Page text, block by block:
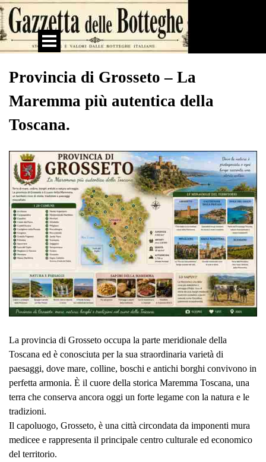
Vai ai contenuti
Salta menù
Provincia di Grosseto – La
Maremma più autentica della
Toscana.
La provincia di Grosseto occupa la parte meridionale della
Toscana ed è conosciuta per la sua straordinaria varietà di
paesaggi, dove mare, colline, boschi e antichi borghi convivono in
perfetta armonia. È il cuore della storica Maremma Toscana, una
terra che conserva ancora oggi un forte legame con la natura e le
tradizioni.
Il capoluogo, Grosseto, è una città circondata da imponenti mura
medicee e rappresenta il principale centro culturale ed economico
del territorio.